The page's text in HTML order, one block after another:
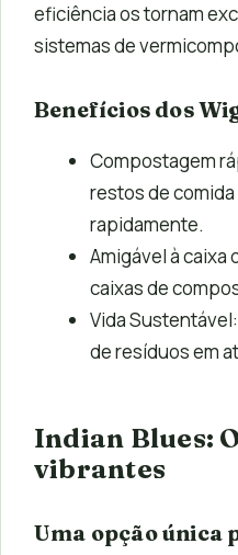
eficiência os tornam
sistemas de
Benefícios dos
Compostagem
restos de
rapidamente.
Amigável à
caixas de
Vida
de resíduos em
Indian Blues:
vibrantes
Uma opção única